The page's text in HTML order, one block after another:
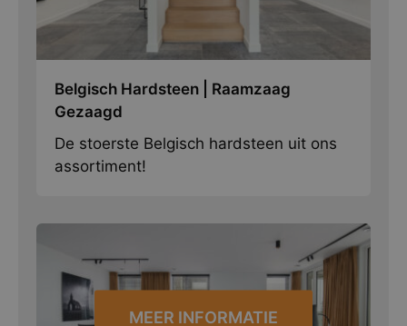
Belgisch Hardsteen | Raamzaag
Gezaagd
De stoerste Belgisch hardsteen uit ons
assortiment!
MEER INFORMATIE